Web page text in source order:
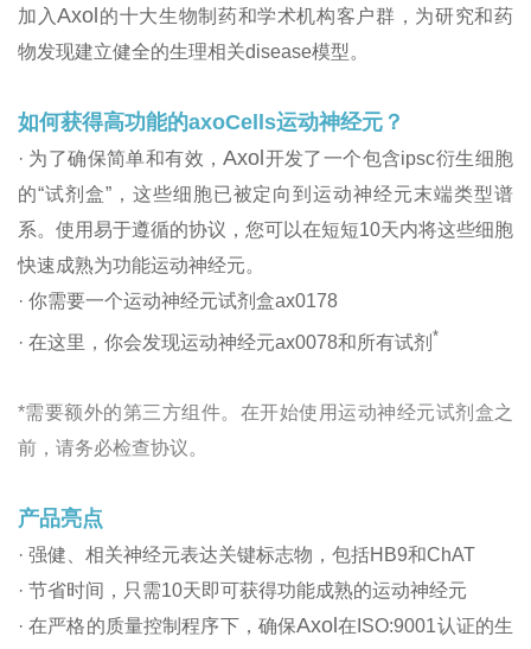
加入Axol的十大生物制药和学术机构客户群，为研究和药
物发现建立健全的生理相关disease模型。
如何获得高功能的axoCells运动神经元？
· 为了确保简单和有效，Axol开发了一个包含ipsc衍生细胞
的“试剂盒”，这些细胞已被定向到运动神经元末端类型谱
系。使用易于遵循的协议，您可以在短短10天内将这些细胞
快速成熟为功能运动神经元。
· 你需要一个运动神经元试剂盒ax0178
· 在这里，你会发现运动神经元ax0078和所有试剂 *
*需要额外的第三方组件。在开始使用运动神经元试剂盒之
前，请务必检查协议。
产品亮点
· 强健、相关神经元表达关键标志物，包括HB9和ChAT
· 节省时间，只需10天即可获得功能成熟的运动神经元
· 在严格的质量控制程序下，确保Axol在ISO:9001认证的生